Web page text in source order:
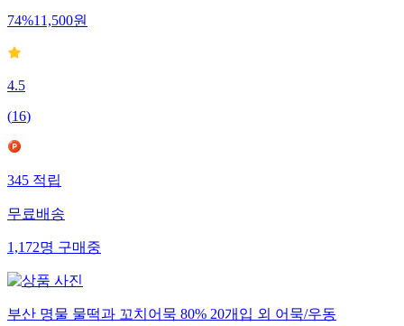
74%11,500원
4.5
(16)
345적립
무료배송
1,172명구매중
부산 명물 물떡과 꼬치어묵 80% 20개입 외 어묵/우동